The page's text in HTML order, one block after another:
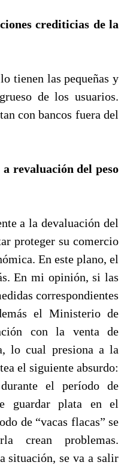
crediticias de la
tienen las pequeñas y
de los usuarios.
con bancos fuera del
revaluación del peso
a la devaluación del
proteger su comercio
En este plano, el
En mi opinión, si las
correspondientes
el Ministerio de
con la venta de
lo cual presiona a la
el siguiente absurdo:
el período de
guardar plata en el
de “vacas flacas” se
crean problemas.
situación, se va a salir